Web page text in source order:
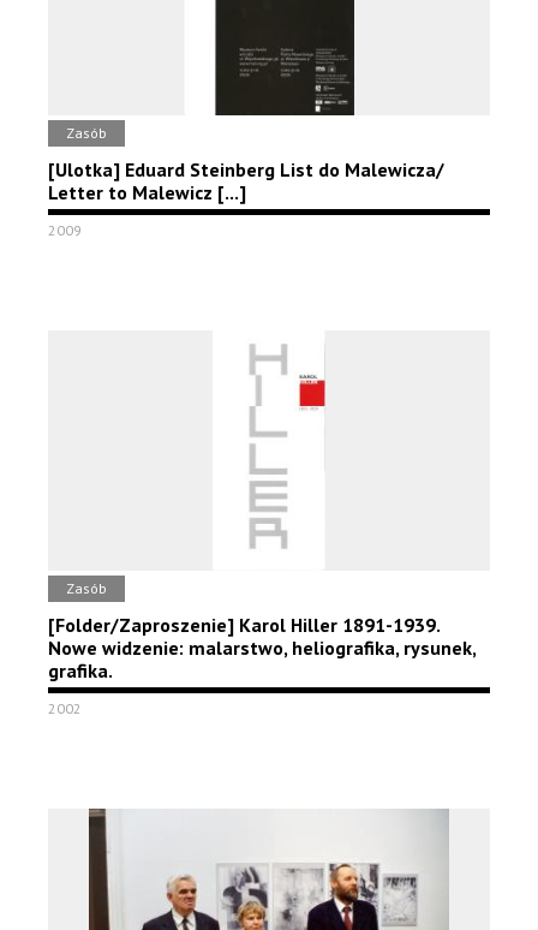
Zasób
[Ulotka] Eduard Steinberg List do Malewicza/
Letter to Malewicz [...]
2009
Zasób
[Folder/Zaproszenie] Karol Hiller 1891-1939.
Nowe widzenie: malarstwo, heliografika, rysunek,
grafika.
2002